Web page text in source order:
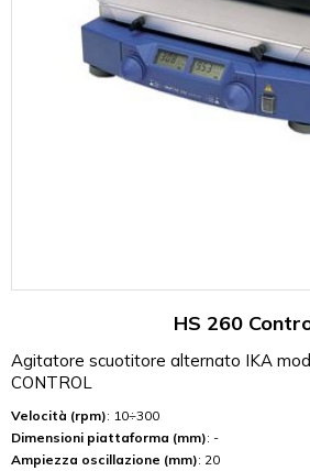
HS 260
Agitatore scuotitore alternato IKA
CONTROL
Velocità (rpm): 10÷300
Dimensioni piattaforma (mm): -
Ampiezza oscillazione (mm): 20